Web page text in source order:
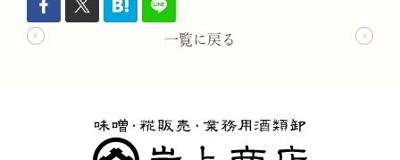
一覧に戻る